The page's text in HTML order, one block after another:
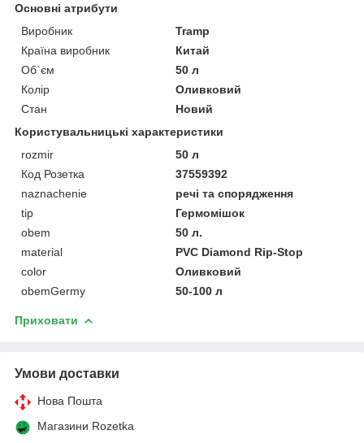
Основні атрибути
Виробник
Tramp
Країна виробник
Китай
Об`єм
50 л
Колір
Оливковий
Стан
Новий
Користувальницькі характеристики
rozmir
50 л
Код Розетка
37559392
naznachenie
речі та спорядження
tip
Гермомішок
obem
50 л.
material
PVC Diamond Rip-Stop
color
Оливковий
obemGermy
50-100 л
Приховати
Умови доставки
Нова Пошта
Магазини Rozetka